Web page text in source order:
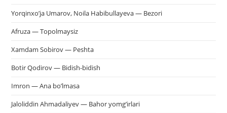
Yorqinxo’ja Umarov, Noila Habibullayeva — Bezori
Afruza — Topolmaysiz
Xamdam Sobirov — Peshta
Botir Qodirov — Bidish-bidish
Imron — Ana bo’lmasa
Jaloliddin Ahmadaliyev — Bahor yomg’irlari